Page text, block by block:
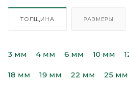
ТОЛЩИНА РАЗМЕРЫ
3 мм 4 мм 6 мм 10 мм
18 мм 19 мм 22 мм 25 мм